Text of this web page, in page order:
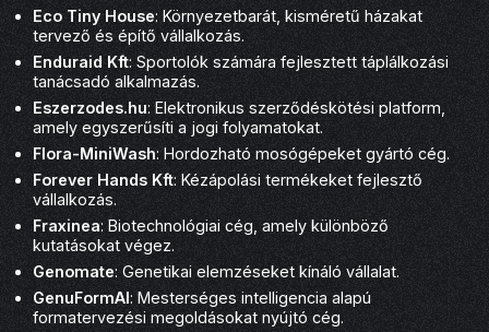
Eco Tiny House: Környezetbarát, kisméretű házakat
tervező és építő vállalkozás.
Enduraid Kft: Sportolók számára fejlesztett táplálkozási
tanácsadó alkalmazás.
Eszerzodes.hu: Elektronikus szerződéskötési platform,
amely egyszerűsíti a jogi folyamatokat.
Flora-MiniWash: Hordozható mosógépeket gyártó cég.
Forever Hands Kft: Kézápolási termékeket fejlesztő
vállalkozás.
Fraxinea: Biotechnológiai cég, amely különböző
kutatásokat végez.
Genomate: Genetikai elemzéseket kínáló vállalat.
GenuFormAI: Mesterséges intelligencia alapú
formatervezési megoldásokat nyújtó cég.